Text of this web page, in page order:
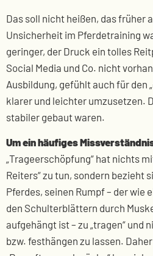
Das soll nicht heißen, das früher
Unsicherheit im Pferdetraining
geringer, der Druck ein tolles
Social Media und Co. nicht
Ausbildung, gefühlt auch für den
klarer und leichter umzusetzen.
stabiler gebaut waren.
Um ein häufiges
„Trageerschöpfung“ hat nichts
Reiters“ zu tun, sondern bezieht
Pferdes, seinen Rumpf – der wie
den Schulterblättern durch
aufgehängt ist – zu „tragen“ und
bzw. festhängen zu lassen.